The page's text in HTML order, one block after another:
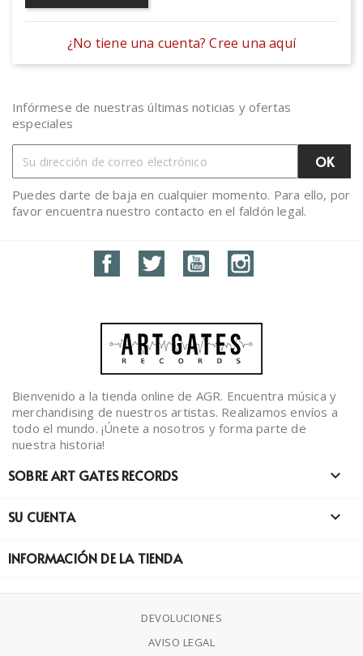
¿No tiene una cuenta? Cree una aquí
Infórmese de nuestras últimas noticias y ofertas
especiales
Puedes darte de baja en cualquier momento. Para ello, por
favor encuentra nuestro contacto en el faldón legal.
FacebookTwitter YouTube
Bienvenido a la tienda online de AGR. Encuentra música y
merchandising de nuestros artistas. Realizamos envíos a
todo el mundo. ¡Únete a nosotros y forma parte de
nuestra historia!
SOBRE ART GATES RECORDS 
SU CUENTA 
INFORMACIÓN DE LA TIENDA
DEVOLUCIONES
AVISO LEGAL